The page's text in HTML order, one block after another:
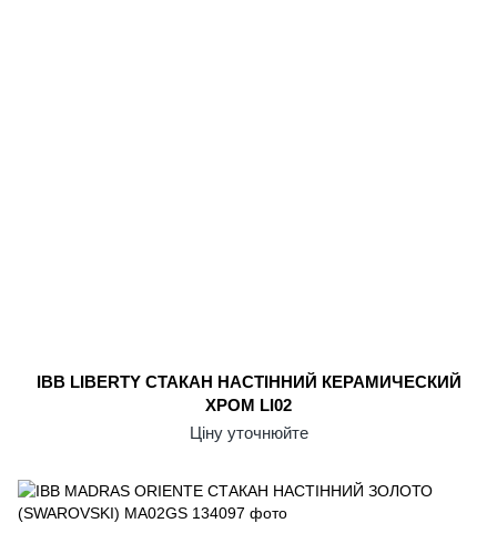
IBB LIBERTY СТАКАН НАСТІННИЙ КЕРАМИЧЕСКИЙ
ХРОМ LI02
Ціну уточнюйте